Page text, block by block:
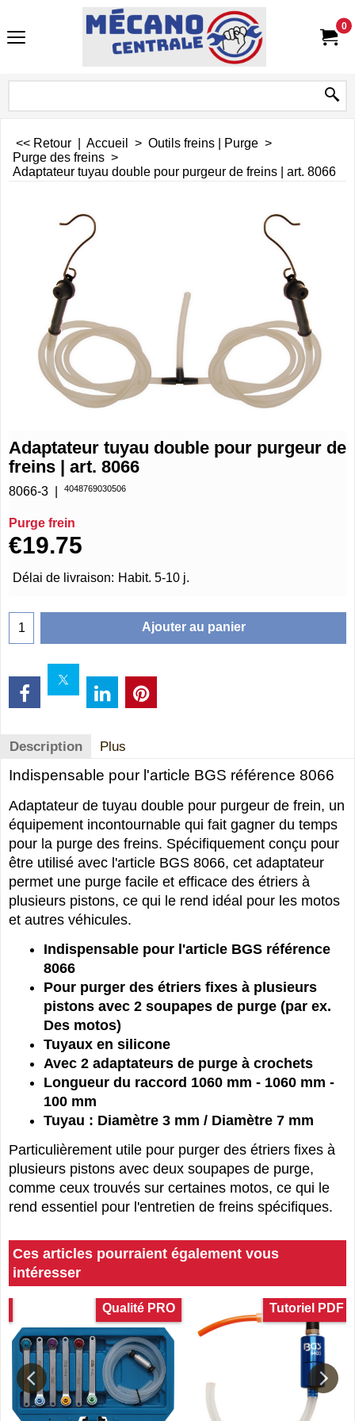
0
<< Retour Accueil > Outils freins | Purge >
Purge des freins >
Adaptateur tuyau double pour purgeur de freins | art. 8066
Adaptateur tuyau double pour purgeur de
freins | art. 8066
8066-3 4048769030506
Purge frein
€19.75
Délai de livraison: Habit. 5-10 j.
Ajouter au panier
Description Plus
Indispensable pour l'article BGS référence 8066
Adaptateur de tuyau double pour purgeur de frein, un
équipement incontournable qui fait gagner du temps
pour la purge des freins. Spécifiquement conçu pour
être utilisé avec l'article BGS 8066, cet adaptateur
permet une purge facile et efficace des étriers à
plusieurs pistons, ce qui le rend idéal pour les motos
et autres véhicules.
Indispensable pour l'article BGS référence
8066
Pour purger des étriers fixes à plusieurs
pistons avec 2 soupapes de purge (par ex.
Des motos)
Tuyaux en silicone
Avec 2 adaptateurs de purge à crochets
Longueur du raccord 1060 mm - 1060 mm -
100 mm
Tuyau : Diamètre 3 mm / Diamètre 7 mm
Particulièrement utile pour purger des étriers fixes à
plusieurs pistons avec deux soupapes de purge,
comme ceux trouvés sur certaines motos, ce qui le
rend essentiel pour l'entretien de freins spécifiques.
Ces articles pourraient également vous
intéresser
Qualité PRO Tutoriel PDF